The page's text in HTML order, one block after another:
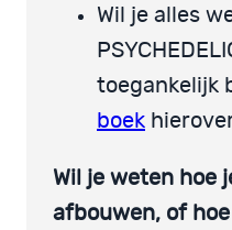
Wil je alles
toegankelijk
boek
Wil je weten hoe
afbouwen, of